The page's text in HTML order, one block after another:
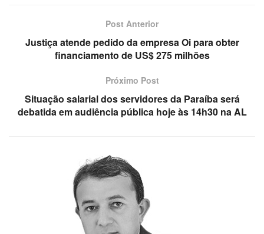
Post Anterior
Justiça atende pedido da empresa Oi para obter
financiamento de US$ 275 milhões
Próximo Post
Situação salarial dos servidores da Paraíba será
debatida em audiência pública hoje às 14h30 na AL